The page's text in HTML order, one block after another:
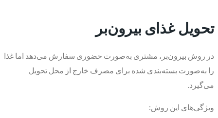
تحویل غذای بیرون‌بر
در روش بیرون‌بر، مشتری به‌صورت حضوری سفارش می‌دهد اما غذا
را به‌صورت بسته‌بندی شده برای مصرف خارج از محل تحویل
می‌گیرد.
ویژگی‌های این روش: